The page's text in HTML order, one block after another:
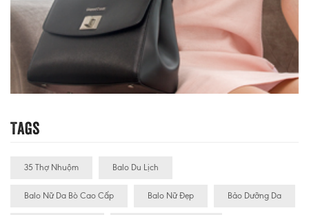
Tags
35 Thợ Nhuộm Balo Du Lịch
Balo Nữ Da Bò Cao Cấp Balo Nữ Đẹp Bảo Dưỡng Da